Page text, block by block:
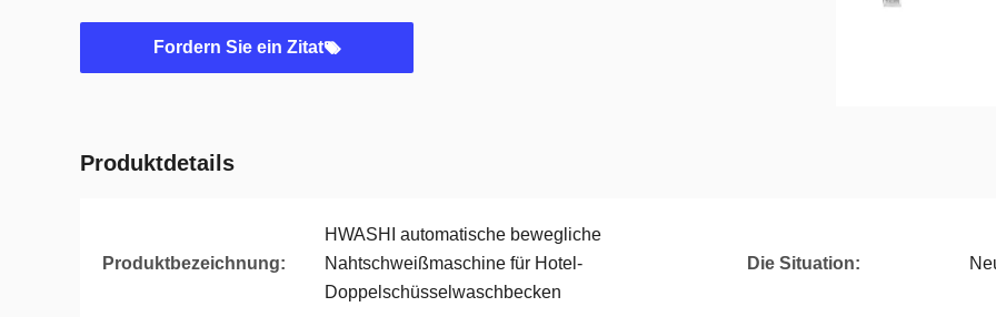
Fordern Sie ein Zitat
Produktdetails
Produktbezeichnung:
HWASHI automatische bewegliche
Nahtschweißmaschine für Hotel-
Doppelschüsselwaschbecken
Die Situation: